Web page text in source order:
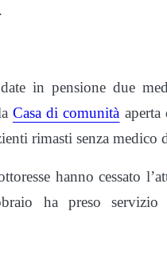
.
in pensione due
Casa di comunità aperta
rimasti senza medico
hanno cessato
ha preso